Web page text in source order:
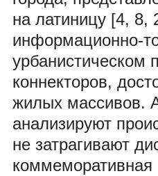
на латиницу [4, 8,
информационно-
урбанистическом
коннекторов,
жилых массивов.
анализируют
не затрагивают
коммеморативная